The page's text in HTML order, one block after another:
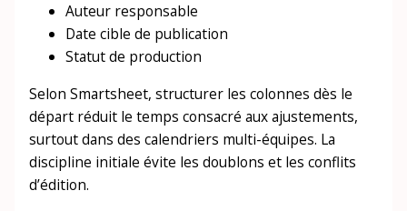
Auteur responsable
Date cible de publication
Statut de production
Selon Smartsheet, structurer les colonnes dès le
départ réduit le temps consacré aux ajustements,
surtout dans des calendriers multi-équipes. La
discipline initiale évite les doublons et les conflits
d’édition.